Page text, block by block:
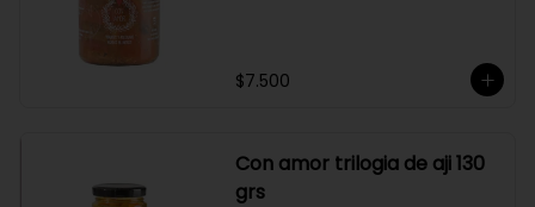
$7.500
Con amor trilogia de aji 130
grs